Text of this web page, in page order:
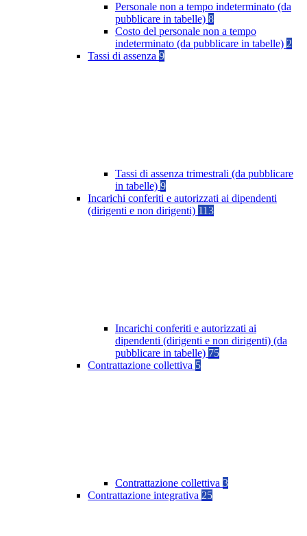
Personale non a tempo indeterminato (da
pubblicare in tabelle) 8
Costo del personale non a tempo
indeterminato (da pubblicare in tabelle) 2
Tassi di assenza 9
Tassi di assenza trimestrali (da pubblicare
in tabelle) 9
Incarichi conferiti e autorizzati ai dipendenti
(dirigenti e non dirigenti) 113
Incarichi conferiti e autorizzati ai
dipendenti (dirigenti e non dirigenti) (da
pubblicare in tabelle) 75
Contrattazione collettiva 5
Contrattazione collettiva 3
Contrattazione integrativa 25